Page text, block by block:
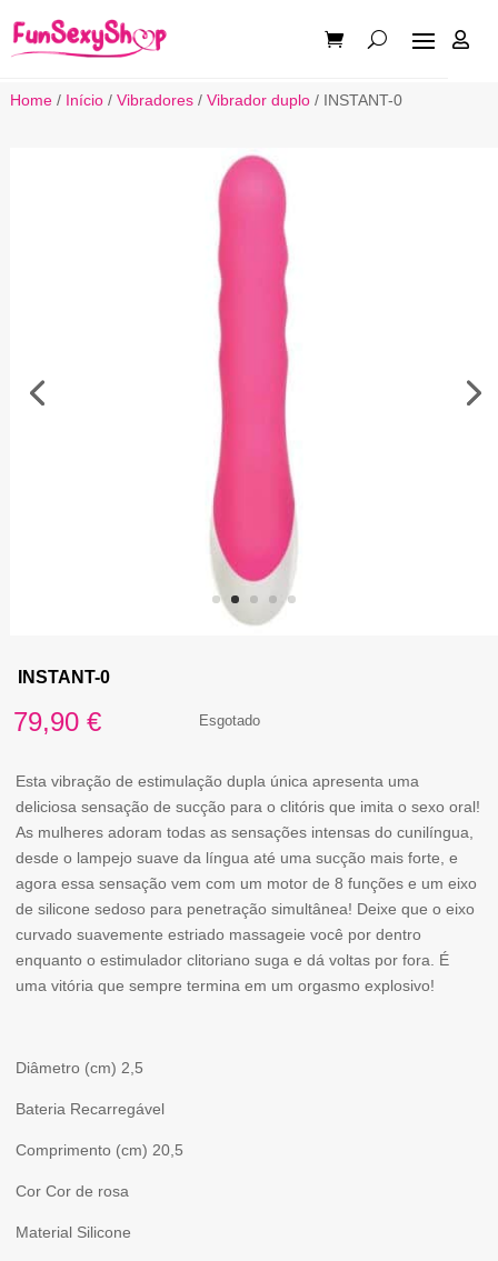

Home/ Início/ Vibradores/ Vibrador duplo/ INSTANT-0
INSTANT-0
79,90 € Esgotado
Esta vibração de estimulação dupla única apresenta uma
deliciosa sensação de sucção para o clitóris que imita o sexo oral!
As mulheres adoram todas as sensações intensas do cunilíngua,
desde o lampejo suave da língua até uma sucção mais forte, e
agora essa sensação vem com um motor de 8 funções e um eixo
de silicone sedoso para penetração simultânea! Deixe que o eixo
curvado suavemente estriado massageie você por dentro
enquanto o estimulador clitoriano suga e dá voltas por fora. É
uma vitória que sempre termina em um orgasmo explosivo!
Diâmetro (cm) 2,5
Bateria Recarregável
Comprimento (cm) 20,5
Cor Cor de rosa
Material Silicone